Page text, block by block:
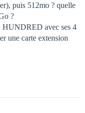
puis 512mo ? quelle
?
HUNDRED avec ses 4
une carte extension